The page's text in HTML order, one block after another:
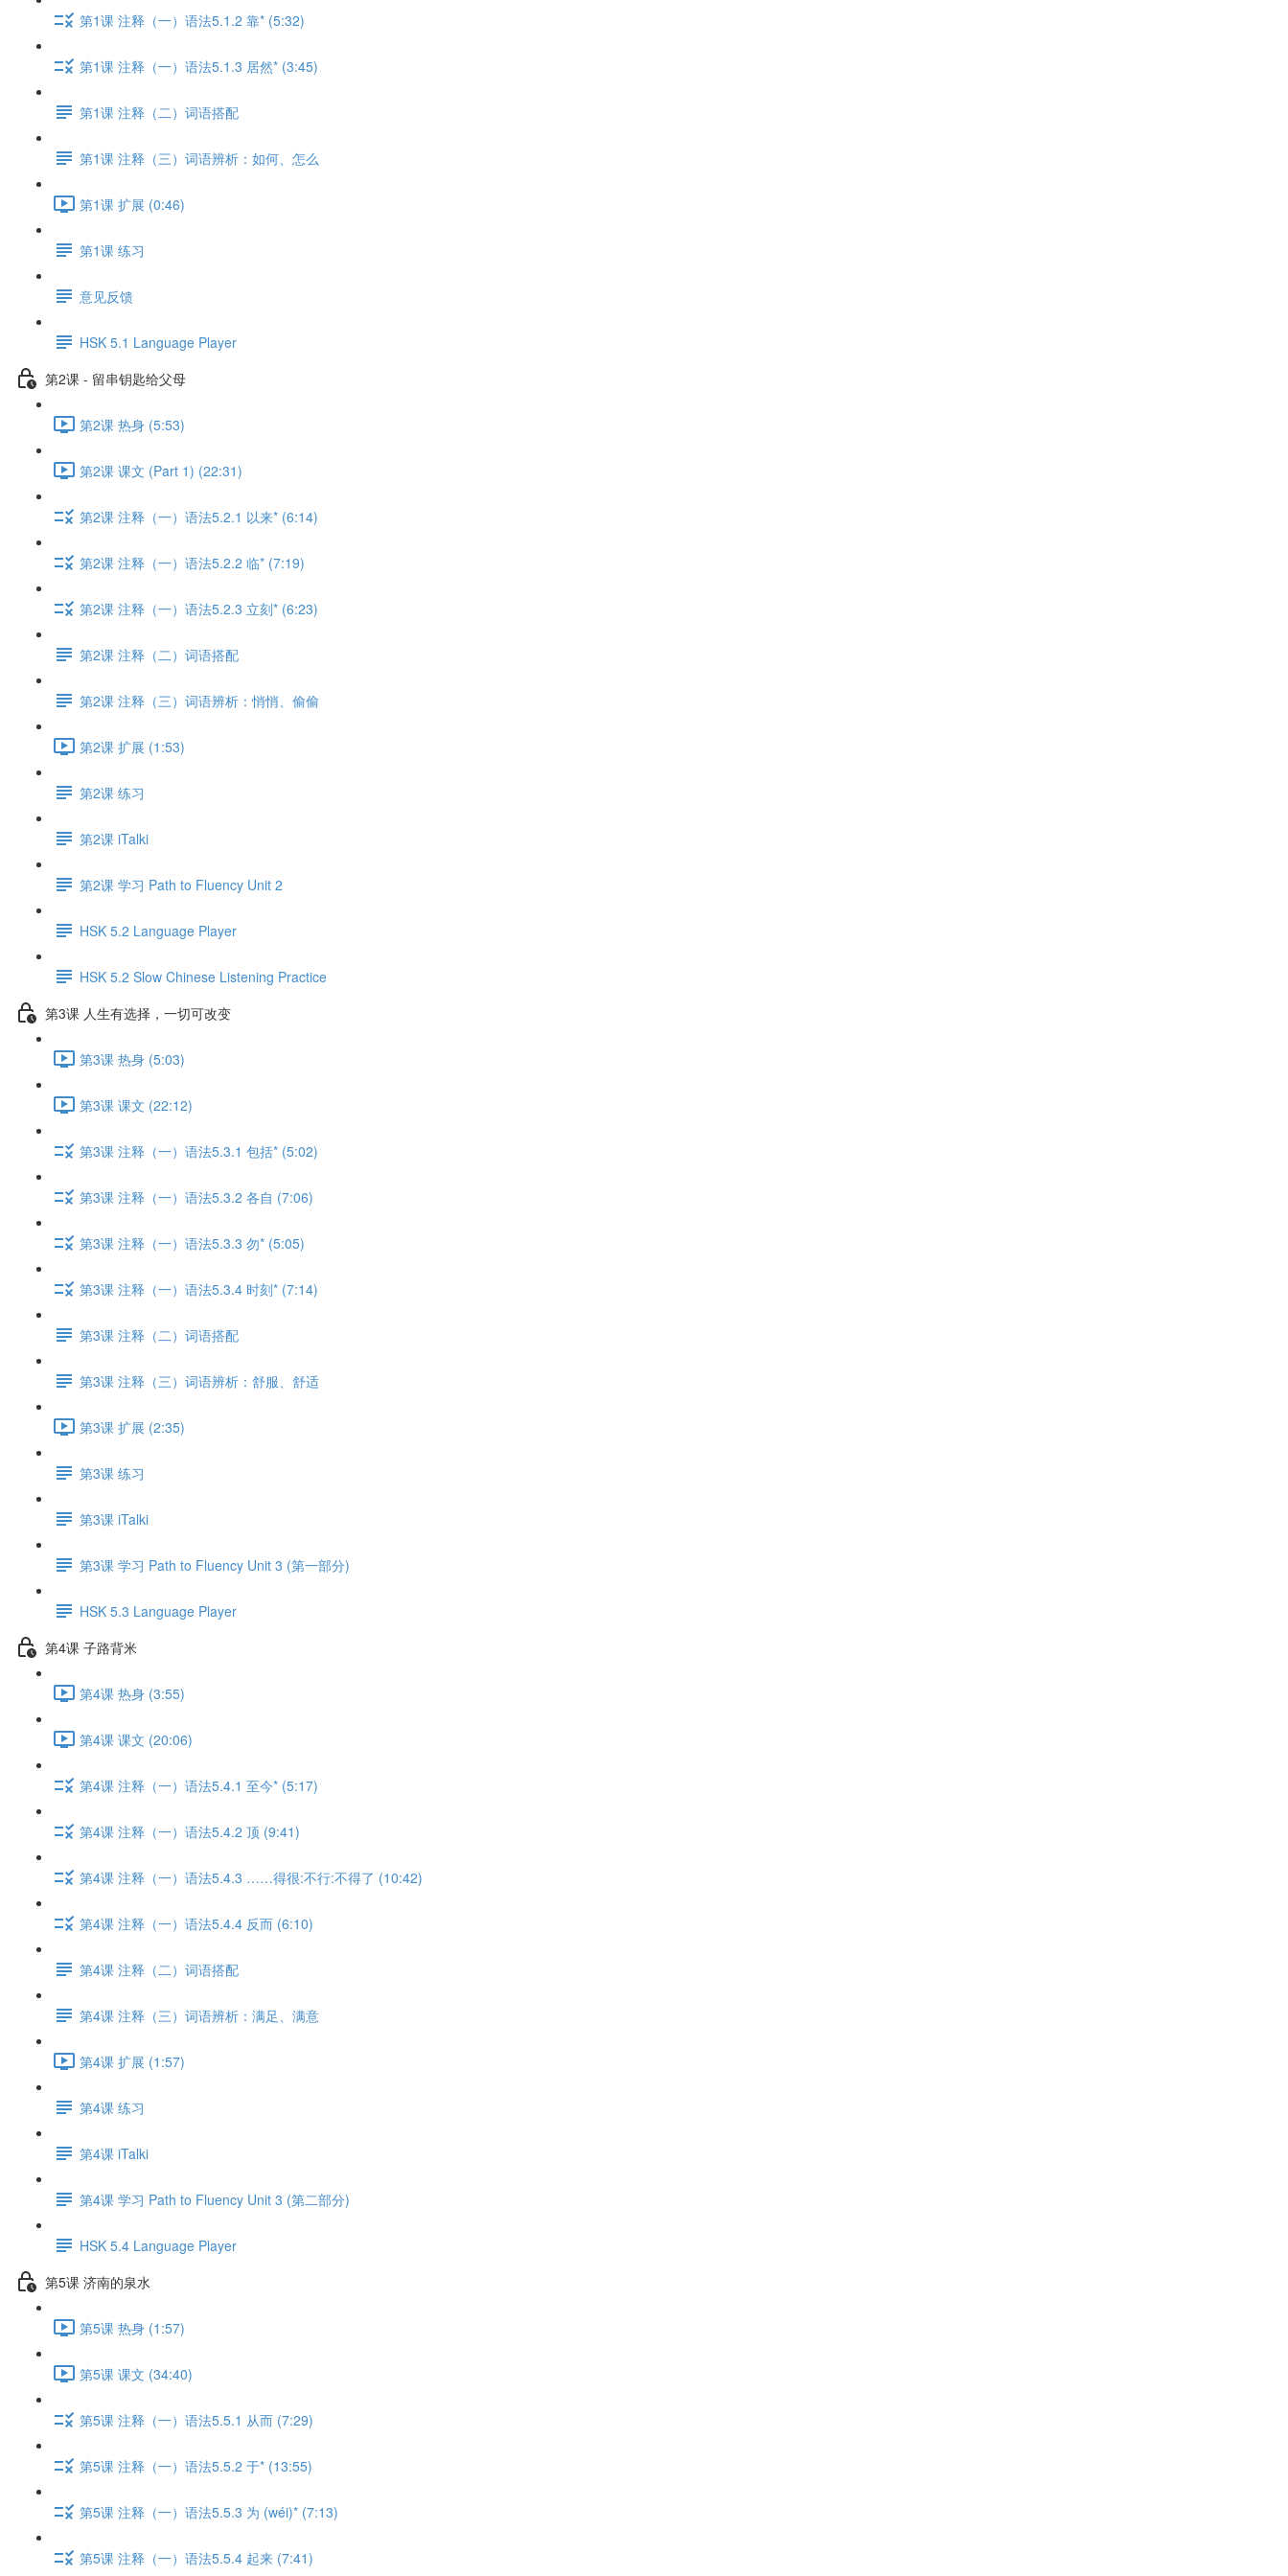
第1课 注释（一）语法5.1.2 靠* (5:32)
第1课 注释（一）语法5.1.3 居然* (3:45)
第1课 注释（二）词语搭配
第1课 注释（三）词语辨析：如何、怎么
第1课 扩展 (0:46)
第1课 练习
意见反馈
HSK 5.1 Language Player
第2课 - 留串钥匙给父母
第2课 热身 (5:53)
第2课 课文 (Part 1) (22:31)
第2课 注释（一）语法5.2.1 以来* (6:14)
第2课 注释（一）语法5.2.2 临* (7:19)
第2课 注释（一）语法5.2.3 立刻* (6:23)
第2课 注释（二）词语搭配
第2课 注释（三）词语辨析：悄悄、偷偷
第2课 扩展 (1:53)
第2课 练习
第2课 iTalki
第2课 学习 Path to Fluency Unit 2
HSK 5.2 Language Player
HSK 5.2 Slow Chinese Listening Practice
第3课 人生有选择，一切可改变
第3课 热身 (5:03)
第3课 课文 (22:12)
第3课 注释（一）语法5.3.1 包括* (5:02)
第3课 注释（一）语法5.3.2 各自 (7:06)
第3课 注释（一）语法5.3.3 勿* (5:05)
第3课 注释（一）语法5.3.4 时刻* (7:14)
第3课 注释（二）词语搭配
第3课 注释（三）词语辨析：舒服、舒适
第3课 扩展 (2:35)
第3课 练习
第3课 iTalki
第3课 学习 Path to Fluency Unit 3 (第一部分)
HSK 5.3 Language Player
第4课 子路背米
第4课 热身 (3:55)
第4课 课文 (20:06)
第4课 注释（一）语法5.4.1 至今* (5:17)
第4课 注释（一）语法5.4.2 顶 (9:41)
第4课 注释（一）语法5.4.3 ……得很:不行:不得了 (10:42)
第4课 注释（一）语法5.4.4 反而 (6:10)
第4课 注释（二）词语搭配
第4课 注释（三）词语辨析：满足、满意
第4课 扩展 (1:57)
第4课 练习
第4课 iTalki
第4课 学习 Path to Fluency Unit 3 (第二部分)
HSK 5.4 Language Player
第5课 济南的泉水
第5课 热身 (1:57)
第5课 课文 (34:40)
第5课 注释（一）语法5.5.1 从而 (7:29)
第5课 注释（一）语法5.5.2 于* (13:55)
第5课 注释（一）语法5.5.3 为 (wéi)* (7:13)
第5课 注释（一）语法5.5.4 起来 (7:41)